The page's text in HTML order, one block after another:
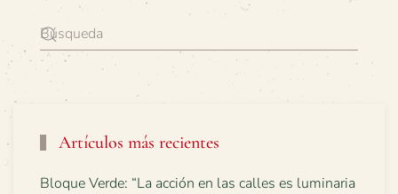
Artículos más recientes
Bloque Verde: “La acción en las calles es luminaria